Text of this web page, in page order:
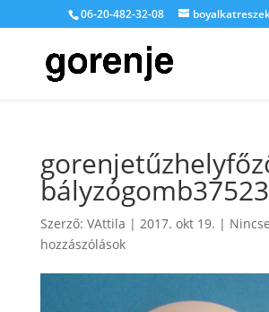
06-20-482-32-08
Szerző: VAttila | 2017. okt 19. |
hozzászólások